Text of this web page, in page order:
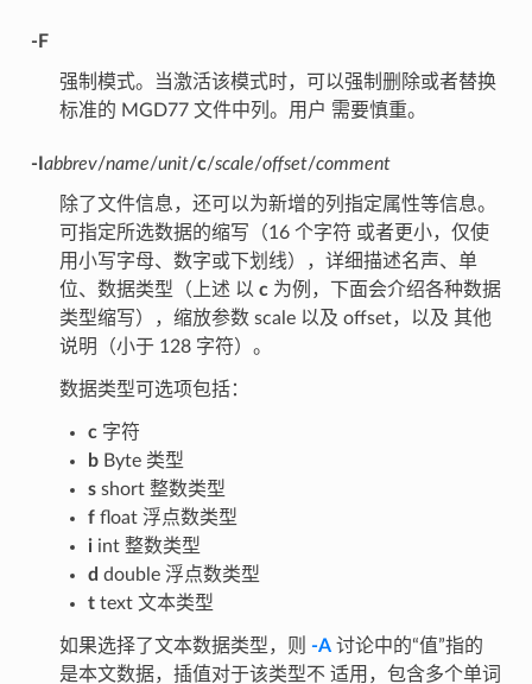
-F
强制模式。当激活该模式时，可以强制删除或者替换
标准的 MGD77 文件中列。用户 需要慎重。
-I abbrev/name/unit/c/scale/offset/comment
除了文件信息，还可以为新增的列指定属性等信息。
可指定所选数据的缩写（16 个字符 或者更小，仅使
用小写字母、数字或下划线），详细描述名声、单
位、数据类型（上述 以 c为例，下面会介绍各种数据
类型缩写），缩放参数 scale 以及 offset，以及 其他
说明（小于 128 字符）。
数据类型可选项包括：
c字符
bByte 类型
sshort 整数类型
ffloat 浮点数类型
iint 整数类型
d double 浮点数类型
ttext 文本类型
如果选择了文本数据类型，则 -A讨论中的“值”指的
是本文数据，插值对于该类型不 适用，包含多个单词